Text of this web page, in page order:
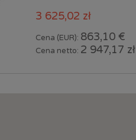
3 625,02 zł
Cena (EUR): 863,10 €
Cena netto: 2 947,17 zł